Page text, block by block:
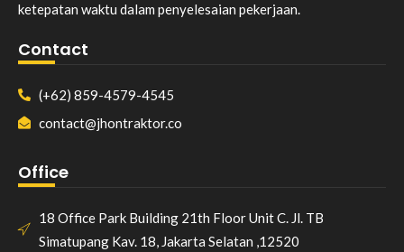
ketepatan waktu dalam penyelesaian pekerjaan.
Contact
(+62) 859-4579-4545
contact@jhontraktor.co
Office
18 Office Park Building 21th Floor Unit C. Jl. TB
Simatupang Kav. 18, Jakarta Selatan ,12520